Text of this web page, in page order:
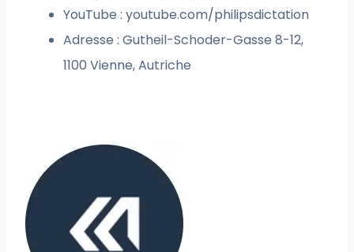
YouTube : youtube.com/philipsdictation
Adresse : Gutheil-Schoder-Gasse 8-12,
1100 Vienne, Autriche